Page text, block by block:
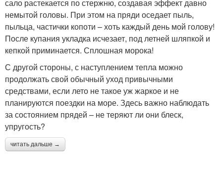
сало растекается по стержню, создавая эффект давно
немытой головы. При этом на пряди оседает пыль,
пыльца, частички копоти – хоть каждый день мой голову!
После купания укладка исчезает, под летней шляпкой и
кепкой приминается. Сплошная морока!
С другой стороны, с наступлением тепла можно
продолжать свой обычный уход привычными
средствами, если лето не такое уж жаркое и не
планируются поездки на море. Здесь важно наблюдать
за состоянием прядей – не теряют ли они блеск,
упругость?
читать дальше →